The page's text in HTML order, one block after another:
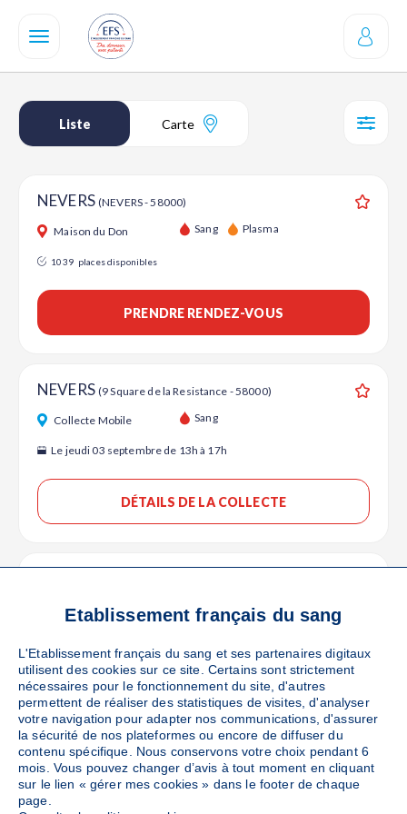
contenu
Liste Carte
NEVERS (NEVERS - 58000)
Maison du Don Sang Plasma
1039 places disponibles
PRENDRE RENDEZ-VOUS
NEVERS (9 Square de la Resistance - 58000)
Collecte Mobile Sang
Le jeudi 03 septembre de 13h à 17h
DÉTAILS DE LA COLLECTE
Collecte Mobile Sang
DÉTAILS DE LA COLLECTE
NEVERS(21 Rue de l'Université - 58000)
Etablissement français du sang
L'Etablissement français du sang et ses partenaires digitaux
utilisent des cookies sur ce site. Certains sont strictement
nécessaires pour le fonctionnement du site, d'autres
permettent de réaliser des statistiques de visites, d'analyser
votre navigation pour adapter nos communications, d'assurer
la sécurité de nos plateformes ou encore de diffuser du
contenu spécifique. Nous conservons votre choix pendant 6
mois. Vous pouvez changer d’avis à tout moment en cliquant
sur le lien « gérer mes cookies » dans le footer de chaque
page.